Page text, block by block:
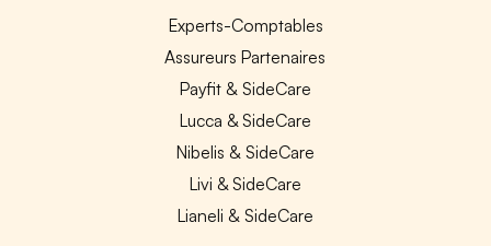
Experts-Comptables
Assureurs Partenaires
Payfit & SideCare
Lucca & SideCare
Nibelis & SideCare
Livi & SideCare
Lianeli & SideCare